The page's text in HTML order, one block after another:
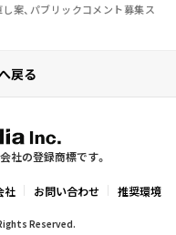
案、パブリックコメント募集ス
戻る
社の登録商標です。
社 お問い合わせ 推奨環境
Reserved.